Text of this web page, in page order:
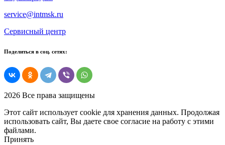
service@intmsk.ru
Сервисный центр
Поделиться в соц. сетях:
2026 Все права защищены
Этот сайт использует cookie для хранения данных. Продолжая
использовать сайт, Вы даете свое согласие на работу с этими
файлами.
Принять